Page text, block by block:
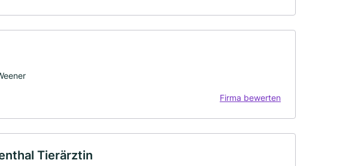
Firma bewerten
Tierärztin